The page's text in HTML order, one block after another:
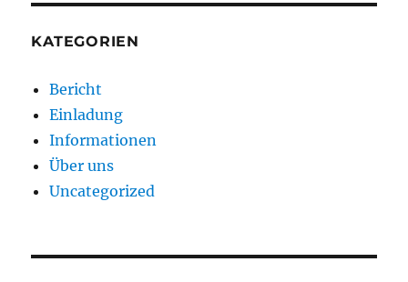
KATEGORIEN
Bericht
Einladung
Informationen
Über uns
Uncategorized